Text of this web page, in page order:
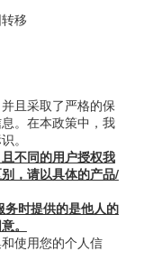
移
且采取了严格的保
。在本政策中，我
。
不同的用户授权我
，请以具体的产品/
务时提供的是他人的
。
使用您的个人信